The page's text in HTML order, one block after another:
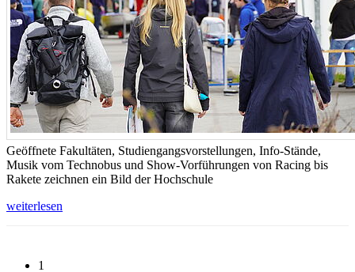
Geöffnete Fakultäten, Studiengangsvorstellungen, Info-Stände,
Musik vom Technobus und Show-Vorführungen von Racing bis
Rakete zeichnen ein Bild der Hochschule
weiterlesen
1